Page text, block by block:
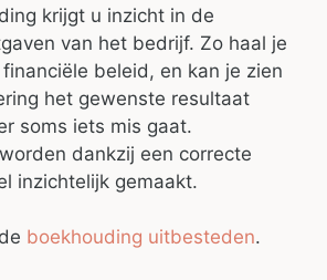
krijgt u inzicht in de
van het bedrijf. Zo haal je
beleid, en kan je zien
het gewenste resultaat
soms iets mis gaat.
dankzij een correcte
inzichtelijk gemaakt.
boekhouding uitbesteden.